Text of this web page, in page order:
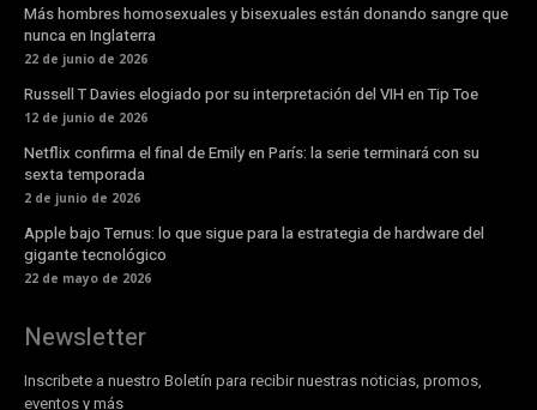
Más hombres homosexuales y bisexuales están donando sangre que
nunca en Inglaterra
22 de junio de 2026
Russell T Davies elogiado por su interpretación del VIH en Tip Toe
12 de junio de 2026
Netflix confirma el final de Emily en París: la serie terminará con su
sexta temporada
2 de junio de 2026
Apple bajo Ternus: lo que sigue para la estrategia de hardware del
gigante tecnológico
22 de mayo de 2026
Newsletter
Inscribete a nuestro Boletín para recibir nuestras noticias, promos,
eventos y más